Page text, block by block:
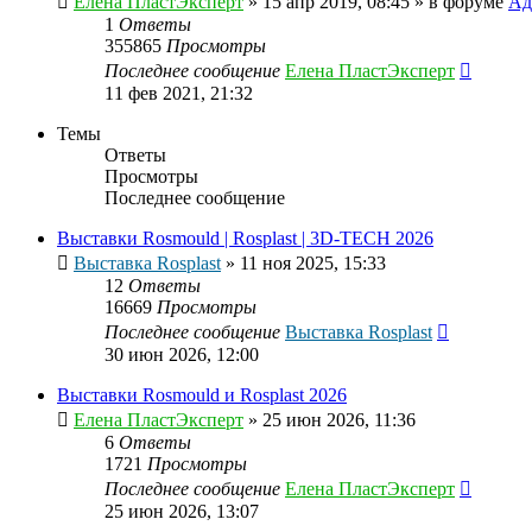
1 Ответы
355865 Просмотры
Последнее сообщение Елена ПластЭксперт
11 фев 2021, 21:32
Темы
Ответы
Просмотры
Последнее сообщение
Выставки Rosmould | Rosplast | 3D-TECH 2026
Выставка Rosplast» 11 ноя 2025, 15:33
12 Ответы
16669 Просмотры
Последнее сообщение Выставка Rosplast
30 июн 2026, 12:00
Выставки Rosmould и Rosplast 2026
Елена ПластЭксперт » 25 июн 2026, 11:36
6 Ответы
1721 Просмотры
Последнее сообщение Елена ПластЭксперт
25 июн 2026, 13:07